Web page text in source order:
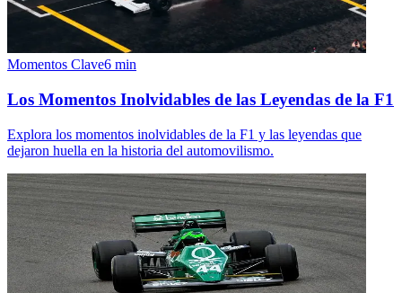
Momentos Clave6 min
Los Momentos Inolvidables de las Leyendas de la F1
Explora los momentos inolvidables de la F1 y las leyendas que
dejaron huella en la historia del automovilismo.